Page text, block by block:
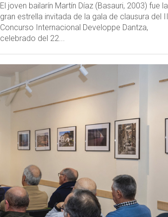
El joven bailarín Martín Díaz (Basauri, 2003) fue la
gran estrella invitada de la gala de clausura del II
Concurso Internacional Developpe Dantza,
celebrado del 22...